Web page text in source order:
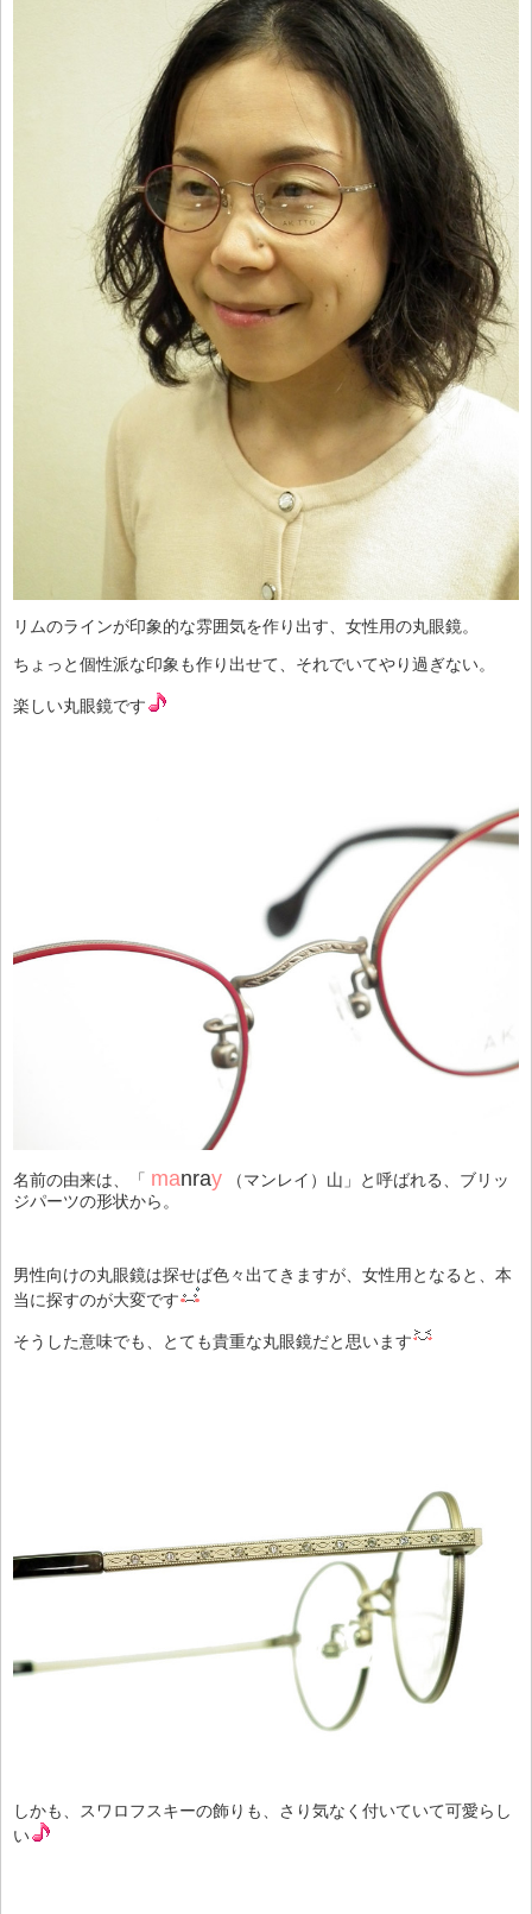
リムのラインが印象的な雰囲気を作り出す、女性用の丸眼鏡。
ちょっと個性派な印象も作り出せて、それでいてやり過ぎない。
楽しい丸眼鏡です
名前の由来は、「 manray （マンレイ）山」と呼ばれる、ブリッ
ジパーツの形状から。
男性向けの丸眼鏡は探せば色々出てきますが、女性用となると、本
当に探すのが大変です
そうした意味でも、とても貴重な丸眼鏡だと思います
しかも、スワロフスキーの飾りも、さり気なく付いていて可愛らし
い